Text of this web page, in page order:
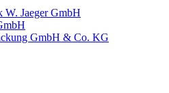
W. Jaeger GmbH
GmbH & Co. KG